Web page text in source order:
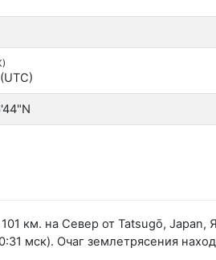
км. на Север от Tatsugō,
мск). Очаг землетрясения